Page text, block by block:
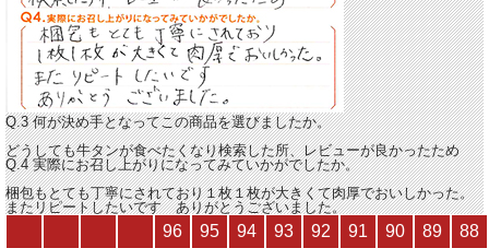
Q.3 何が決め手となってこの商品を選びましたか。
どうしても牛タンが食べたくなり検索した所、レビューが良かったため
Q.4 実際にお召し上がりになってみていかがでしたか。
梱包もとても丁寧にされており１枚１枚が大きくて肉厚でおいしかった。
またリピートしたいです ありがとうございました。